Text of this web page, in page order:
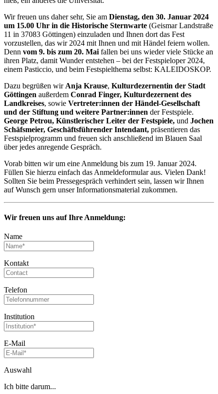
Wir freuen uns daher sehr, Sie am Dienstag, den 30. Januar 2024
um 15.00 Uhr in die Historische Sternwarte (Geismar Landstraße
11 in 37083 Göttingen) einzuladen und Ihnen dort das Fest
vorzustellen, das wir 2024 mit Ihnen und mit Händel feiern wollen.
Denn vom 9. bis zum 20. Mai fallen bei uns wieder viele Stücke an
ihren Platz, damit Wunder entstehen – bei der Festspieloper 2024,
einem Pasticcio, und beim Festspielthema selbst: KALEIDOSKOP.
Dazu begrüßen wir Anja Krause, Kulturdezernentin der Stadt
Göttingen außerdem Conrad Finger, Kulturdezernent des
Landkreises, sowie Vertreter:innen der Händel-Gesellschaft
und der Stiftung und weitere Partner:innen der Festspiele.
George Petrou, Künstlerischer Leiter der Festspiele, und Jochen
Schäfsmeier, Geschäftsführender Intendant, präsentieren das
Festspielprogramm und freuen sich anschließend im Blauen Saal
über jedes anregende Gespräch.
Vorab bitten wir um eine Anmeldung bis zum 19. Januar 2024.
Füllen Sie hierzu einfach das Anmeldeformular aus. Vielen Dank!
Sollten Sie beim Pressegespräch verhindert sein, lassen wir Ihnen
auf Wunsch gern unser Informationsmaterial zukommen.
Wir freuen uns auf Ihre Anmeldung:
Name
Kontakt
Telefon
Institution
E-Mail
Auswahl
Ich bitte darum...